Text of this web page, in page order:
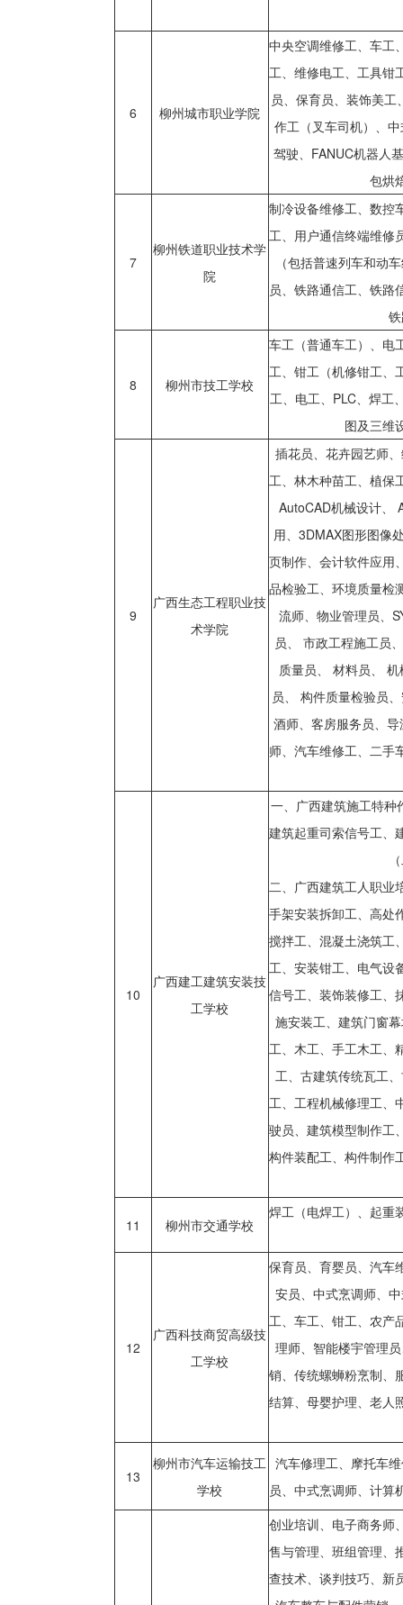
6 柳州城市职业学院
中央空调维修工、车工
工、维修电工、工具钳
员、保育员、装饰美
作工（叉车司机）、
驾驶、FANUC机器人
包烘
7
柳州铁道职业技术学
院
制冷设备维修工、数控
工、用户通信终端维修
（包括普速列车和动
员、铁路通信工、铁路
8 柳州市技工学校
车工（普通车工）、电
工、钳工（机修钳工、
工、电工、PLC、焊工
图及三维
9
广西生态工程职业技
术学院
插花员、花卉园艺师
工、林木种苗工、植保
AutoCAD机械设计、
用、3DMAX图形图像
页制作、会计软件应用
品检验工、环境质量检
流师、物业管理员、
员、 市政工程施工员
质量员、 材料员、
员、 构件质量检验员
酒师、客房服务员、
师、汽车维修工、二手
10
广西建工建筑安装技
工学校
一、广西建筑施工特种
建筑起重司索信号工、
二、广西建筑工人职业
手架安装拆卸工、高处
搅拌工、混凝土浇筑工
工、安装钳工、电气设
信号工、装饰装修工、
施安装工、建筑门窗
工、木工、手工木工、
工、古建筑传统瓦工
工、工程机械修理工、
驶员、建筑模型制作工
构件装配工、构件制作
11 柳州市交通学校
焊工（电焊工）、起重
12
广西科技商贸高级技
工学校
保育员、育婴员、汽车
安员、中式烹调师、
工、车工、钳工、农产
理师、智能楼宇管理
销、传统螺蛳粉烹制、
结算、母婴护理、老人
13
柳州市汽车运输技工
学校
汽车修理工、摩托车
员、中式烹调师、计算
创业培训、电子商务师
售与管理、班组管理、
查技术、谈判技巧、新